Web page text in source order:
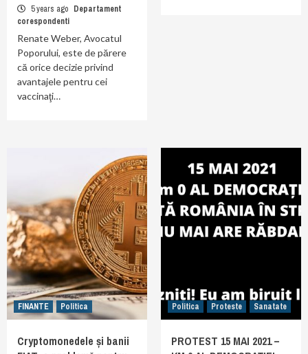
5 years ago Departament
corespondenti
Renate Weber, Avocatul
Poporului, este de părere
că orice decizie privind
avantajele pentru cei
vaccinaţi…
FINANTE Politica
Cryptomonedele și banii
Politica Proteste Sanatate
PROTEST 15 MAI 2021 –